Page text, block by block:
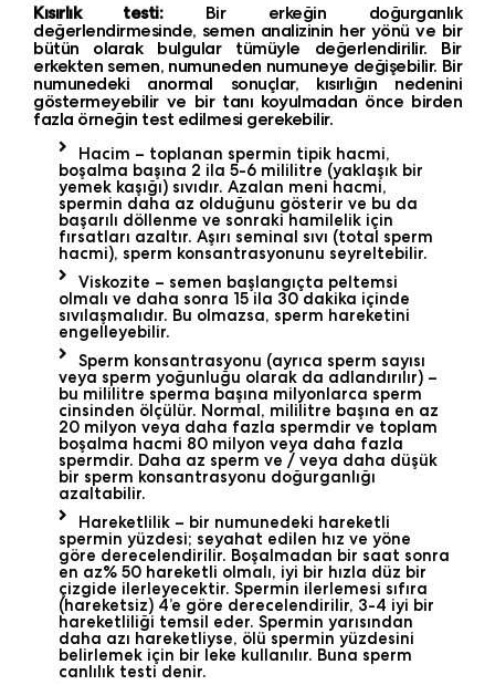
Kısırlık testi:Bir erkeğin doğurganlık
değerlendirmesinde, semen analizinin her yönü ve bir
bütün olarak bulgular tümüyle değerlendirilir. Bir
erkekten semen, numuneden numuneye değişebilir. Bir
numunedeki anormal sonuçlar, kısırlığın nedenini
göstermeyebilir ve bir tanı koyulmadan önce birden
fazla örneğin test edilmesi gerekebilir.
Hacim – toplanan spermin tipik hacmi,
boşalma başına 2 ila 5-6 mililitre (yaklaşık bir
yemek kaşığı) sıvıdır. Azalan meni hacmi,
spermin daha az olduğunu gösterir ve bu da
başarılı döllenme ve sonraki hamilelik için
fırsatları azaltır. Aşırı seminal sıvı (total sperm
hacmi), sperm konsantrasyonunu seyreltebilir.
Viskozite – semen başlangıçta peltemsi
olmalı ve daha sonra 15 ila 30 dakika içinde
sıvılaşmalıdır. Bu olmazsa, sperm hareketini
engelleyebilir.
Sperm konsantrasyonu (ayrıca sperm sayısı
veya sperm yoğunluğu olarak da adlandırılır) –
bu mililitre sperma başına milyonlarca sperm
cinsinden ölçülür. Normal, mililitre başına en az
20 milyon veya daha fazla spermdir ve toplam
boşalma hacmi 80 milyon veya daha fazla
spermdir. Daha az sperm ve / veya daha düşük
bir sperm konsantrasyonu doğurganlığı
azaltabilir.
Hareketlilik – bir numunedeki hareketli
spermin yüzdesi; seyahat edilen hız ve yöne
göre derecelendirilir. Boşalmadan bir saat sonra
en az% 50 hareketli olmalı, iyi bir hızla düz bir
çizgide ilerleyecektir. Spermin ilerlemesi sıfıra
(hareketsiz) 4’e göre derecelendirilir, 3-4 iyi bir
hareketliliği temsil eder. Spermin yarısından
daha azı hareketliyse, ölü spermin yüzdesini
belirlemek için bir leke kullanılır. Buna sperm
canlılık testi denir.